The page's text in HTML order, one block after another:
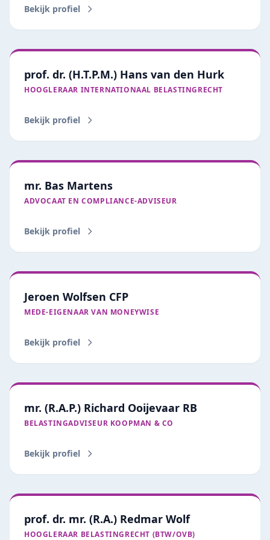
Bekijk profiel
prof. dr. (H.T.P.M.) Hans van den Hurk
HOOGLERAAR INTERNATIONAAL BELASTINGRECHT
Bekijk profiel
mr. Bas Martens
ADVOCAAT EN COMPLIANCE-ADVISEUR
Bekijk profiel
Jeroen Wolfsen CFP
MEDE-EIGENAAR VAN MONEYWISE
Bekijk profiel
mr. (R.A.P.) Richard Ooijevaar RB
BELASTINGADVISEUR KOOPMAN & CO
Bekijk profiel
prof. dr. mr. (R.A.) Redmar Wolf
HOOGLERAAR BELASTINGRECHT (BTW/OVB)